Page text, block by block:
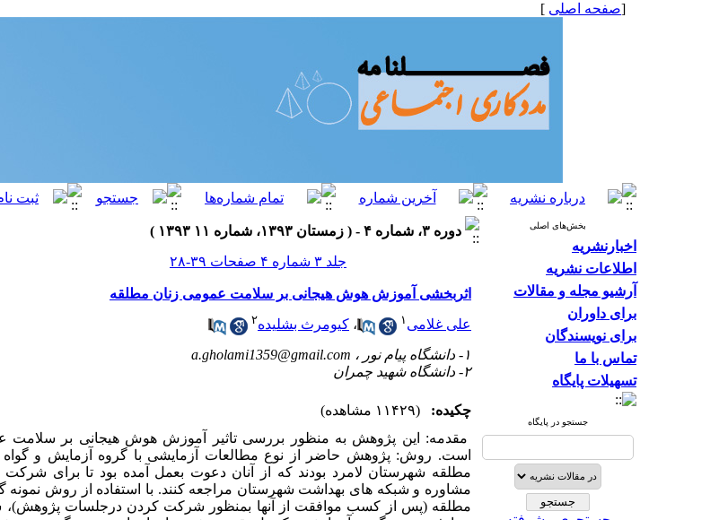
[صفحه اصلی ]
بخش‌های اصلی
اخبارنشریه
اطلاعات نشریه
آرشیو مجله و مقالات
برای داوران
برای نویسندگان
تماس با ما
تسهیلات پایگاه
جستجو در پایگاه
دوره ۳، شماره ۴ - ( زمستان ۱۳۹۳، شماره ۱۱ ۱۳۹۳ )
جلد ۳ شماره ۴ صفحات ۳۹-۲۸
اثربخشی آموزش هوش هیجانی بر سلامت عمومی زنان مطلقه
علی غلامی ۱ ، کیومرث بشلیده۲
۱- دانشگاه پیام نور ،
a.gholami1359@gmail.com
۲- دانشگاه شهید چمران
چکیده:
(۱۱۴۲۹ مشاهده)
مقدمه: این پژوهش به منظور بررسی تاثیر آموزش هوش هیجانی بر سلامت
است. روش: پژوهش حاضر از نوع مطالعات آزمایشی با گروه آزمایش و گواه
مطلقه شهرستان لامرد بودند که از آنان دعوت بعمل آمده بود تا برای
مشاوره و شبکه های بهداشت شهرستان مراجعه کنند. با استفاده از روش نمونه
مطلقه (پس از کسب موافقت از آنها بمنظور شرکت کردن درجلسات پژوهش)،